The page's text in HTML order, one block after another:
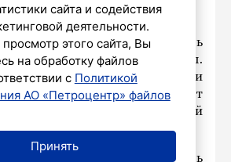
вскрытием
она не должна быть
или со следами ржавчины.
в мусорное ведро, если
а содержимое изменило цвет
если появился хоть малейший
рассказали, на что обратить
сайта и содействия
деятельности.
этого сайта, Вы
на обработку файлов
с Политикой
АО «Петроцентр» файлов
Принять